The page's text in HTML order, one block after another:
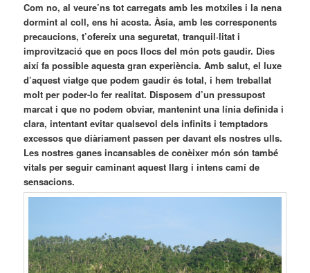
Com no, al veure’ns tot carregats amb les motxiles i la nena
dormint al coll, ens hi acosta. Àsia, amb les corresponents
precaucions, t’ofereix una seguretat, tranquil·litat i
improvització que en pocs llocs del món pots gaudir. Dies
així fa possible aquesta gran experiència. Amb salut, el luxe
d’aquest viatge que podem gaudir és total, i hem treballat
molt per poder-lo fer realitat. Disposem d’un pressupost
marcat i que no podem obviar, mantenint una línia definida i
clara, intentant evitar qualsevol dels infinits i temptadors
excessos que diàriament passen per davant els nostres ulls.
Les nostres ganes incansables de conèixer món són també
vitals per seguir caminant aquest llarg i intens camí de
sensacions.